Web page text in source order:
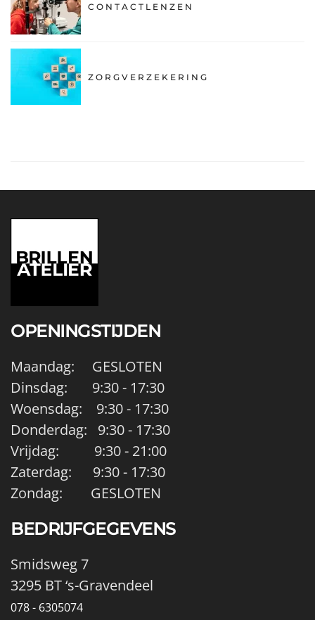
CONTACTLENZEN
ZORGVERZEKERING
OPENINGSTIJDEN
Maandag: GESLOTEN
Dinsdag: 9:30 - 17:30
Woensdag: 9:30 - 17:30
Donderdag: 9:30 - 17:30
Vrijdag: 9:30 - 21:00
Zaterdag: 9:30 - 17:30
Zondag: GESLOTEN
BEDRIJFGEGEVENS
Smidsweg 7
3295 BT ‘s-Gravendeel
078 - 6305074